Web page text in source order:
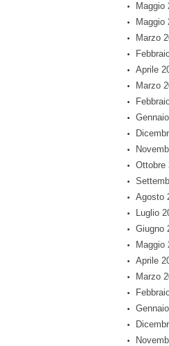
Maggio
Maggio
Marzo
Aprile
Marzo
Ottobre
Agosto
Luglio
Giugno
Maggio
Aprile
Marzo